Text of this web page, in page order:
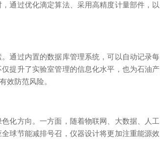
通过优化滴定算法、采用高精度计量部件，
过内置的数据库管理系统，可以自动记录每
提升了实验室管理的信息化水平，也为石油
效防范风险。
方向。一方面，随着物联网、大数据、人
球节能减排号召，仪器设计将更加注重能源